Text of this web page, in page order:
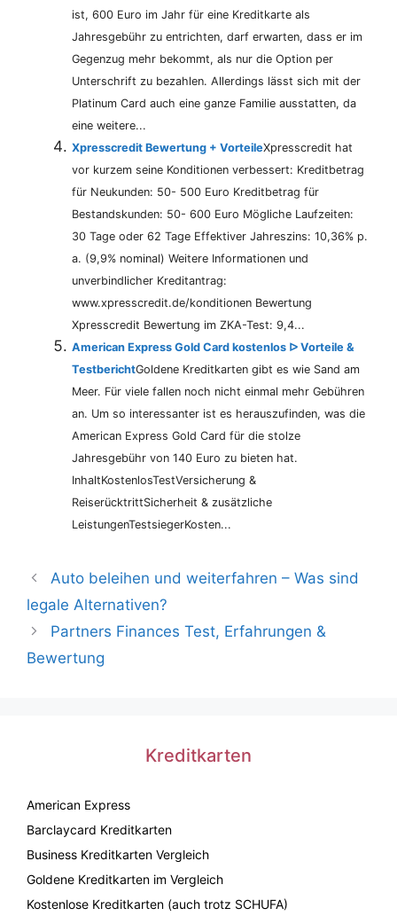
ist, 600 Euro im Jahr für eine Kreditkarte als
Jahresgebühr zu entrichten, darf erwarten, dass er im
Gegenzug mehr bekommt, als nur die Option per
Unterschrift zu bezahlen. Allerdings lässt sich mit der
Platinum Card auch eine ganze Familie ausstatten, da
eine weitere...
Xpresscredit Bewertung + VorteileXpresscredit hat
vor kurzem seine Konditionen verbessert: Kreditbetrag
für Neukunden: 50- 500 Euro Kreditbetrag für
Bestandskunden: 50- 600 Euro Mögliche Laufzeiten:
30 Tage oder 62 Tage Effektiver Jahreszins: 10,36% p.
a. (9,9% nominal) Weitere Informationen und
unverbindlicher Kreditantrag:
www.xpresscredit.de/konditionen Bewertung
Xpresscredit Bewertung im ZKA-Test: 9,4...
American Express Gold Card kostenlos ᐅ Vorteile &
TestberichtGoldene Kreditkarten gibt es wie Sand am
Meer. Für viele fallen noch nicht einmal mehr Gebühren
an. Um so interessanter ist es herauszufinden, was die
American Express Gold Card für die stolze
Jahresgebühr von 140 Euro zu bieten hat.
InhaltKostenlosTestVersicherung &
ReiserücktrittSicherheit & zusätzliche
LeistungenTestsiegerKosten...
Auto beleihen und weiterfahren – Was sind
legale Alternativen?
Partners Finances Test, Erfahrungen &
Bewertung
Kreditkarten
American Express
Barclaycard Kreditkarten
Business Kreditkarten Vergleich
Goldene Kreditkarten im Vergleich
Kostenlose Kreditkarten (auch trotz SCHUFA)